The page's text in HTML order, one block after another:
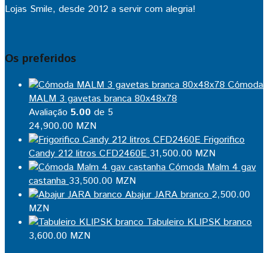
Lojas Smile, desde 2012 a servir com alegria!
Os preferidos
Cómoda
MALM 3 gavetas branca 80x48x78
Avaliação 5.00 de 5
24,900.00 MZN
Frigorifico
Candy 212 litros CFD2460E 31,500.00 MZN
Cómoda Malm 4 gav
castanha 33,500.00 MZN
Abajur JARA branco 2,500.00
MZN
Tabuleiro KLIPSK branco
3,600.00 MZN